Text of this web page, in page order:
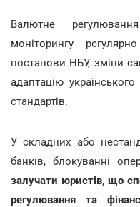
Валютне
моніторингу
постанови НБУ, зміни
адаптацію
стандартів.
У складних або
банків, блокуванні
залучати юристів, що
регулювання та